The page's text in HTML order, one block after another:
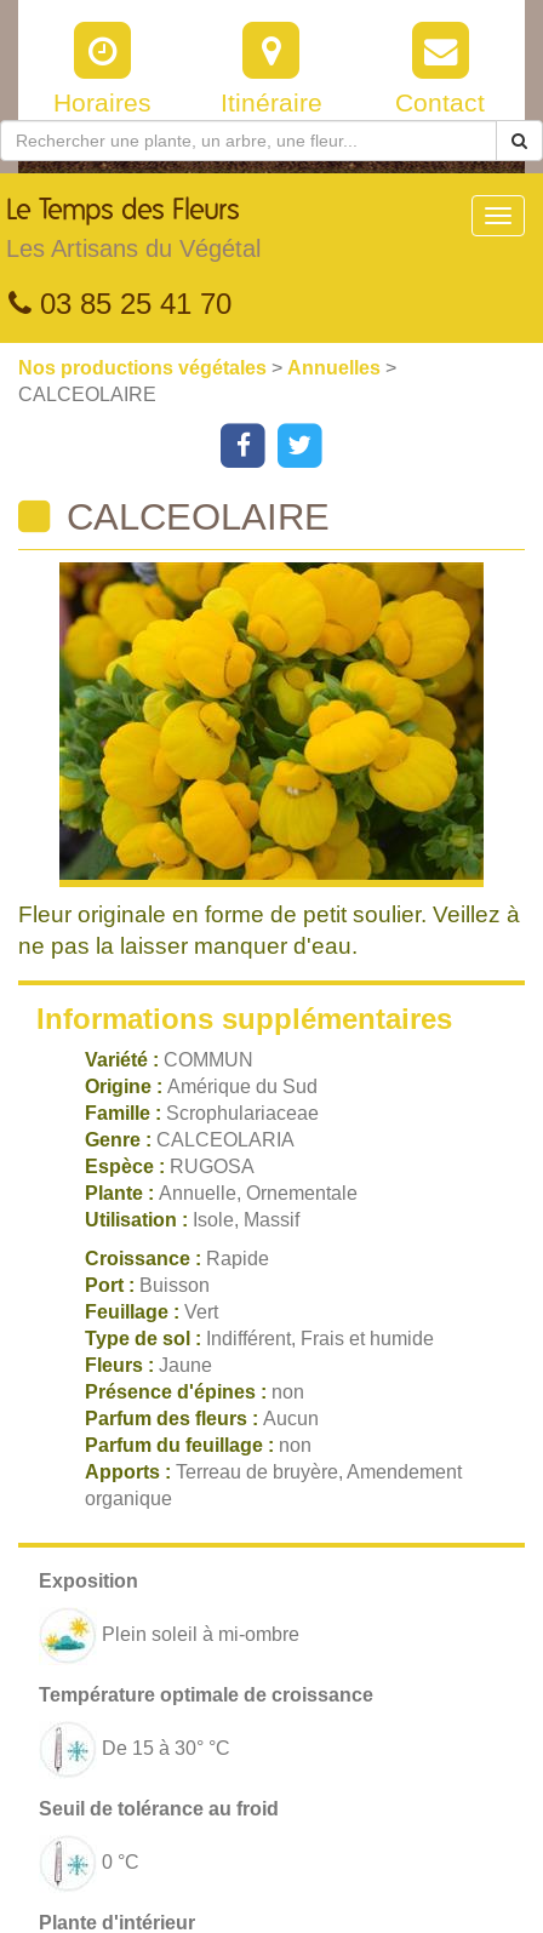
Horaires Itinéraire Contact
Le Temps des Fleurs
Les Artisans du Végétal
03 85 25 41 70
Nos productions végétales > Annuelles >
CALCEOLAIRE
CALCEOLAIRE
Fleur originale en forme de petit soulier. Veillez à
ne pas la laisser manquer d'eau.
Informations supplémentaires
Variété : COMMUN
Origine : Amérique du Sud
Famille : Scrophulariaceae
Genre : CALCEOLARIA
Espèce : RUGOSA
Plante : Annuelle, Ornementale
Utilisation : Isole, Massif
Croissance : Rapide
Port : Buisson
Feuillage : Vert
Type de sol : Indifférent, Frais et humide
Fleurs : Jaune
Présence d'épines : non
Parfum des fleurs : Aucun
Parfum du feuillage : non
Apports : Terreau de bruyère, Amendement
organique
Plein soleil à mi-ombre
De 15 à 30° °C
0 °C